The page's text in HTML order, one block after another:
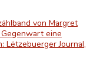
von Margret
eine
Lëtzebuerger Journal,